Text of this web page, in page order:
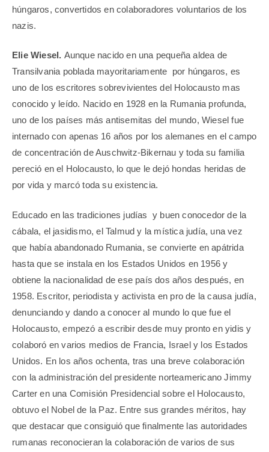
húngaros, convertidos en colaboradores voluntarios de los
nazis.
Elie Wiesel. Aunque nacido en una pequeña aldea de
Transilvania poblada mayoritariamente por húngaros, es
uno de los escritores sobrevivientes del Holocausto mas
conocido y leído. Nacido en 1928 en la Rumania profunda,
uno de los países más antisemitas del mundo, Wiesel fue
internado con apenas 16 años por los alemanes en el campo
de concentración de Auschwitz-Bikernau y toda su familia
pereció en el Holocausto, lo que le dejó hondas heridas de
por vida y marcó toda su existencia.
Educado en las tradiciones judías y buen conocedor de la
cábala, el jasidismo, el Talmud y la mística judía, una vez
que había abandonado Rumania, se convierte en apátrida
hasta que se instala en los Estados Unidos en 1956 y
obtiene la nacionalidad de ese país dos años después, en
1958. Escritor, periodista y activista en pro de la causa judía,
denunciando y dando a conocer al mundo lo que fue el
Holocausto, empezó a escribir desde muy pronto en yidis y
colaboró en varios medios de Francia, Israel y los Estados
Unidos. En los años ochenta, tras una breve colaboración
con la administración del presidente norteamericano Jimmy
Carter en una Comisión Presidencial sobre el Holocausto,
obtuvo el Nobel de la Paz. Entre sus grandes méritos, hay
que destacar que consiguió que finalmente las autoridades
rumanas reconocieran la colaboración de varios de sus